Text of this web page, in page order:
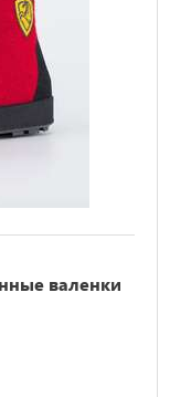
валенки